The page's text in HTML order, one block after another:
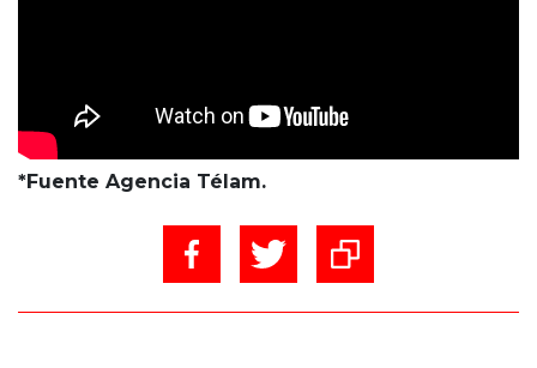
*Fuente Agencia Télam.